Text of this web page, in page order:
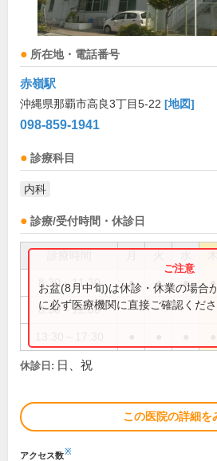
所在地・電話番号
赤嶺駅
沖縄県那覇市高良3丁目5-22 [地図]
098-859-1941
診療科目
内科
診療/受付時間・休診日
8:30～11:30 ● ● ● ●
8:30～12:30
お盆(8月中旬)は休診・休業の場合
に必ず医療機関に直接ご確認くださ
休診日: 日、祝
この医院の詳細を
アクセス数※